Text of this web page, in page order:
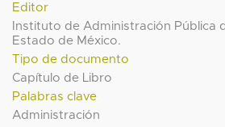
Editor
Instituto de Administración Pública
Estado de México.
Tipo de documento
Capítulo de Libro
Palabras clave
Administración